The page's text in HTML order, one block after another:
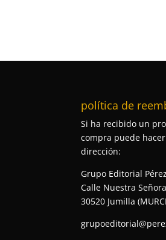
política de
Si ha recibido un
compra puede
dirección:
Grupo Editorial
Calle Nuestra
30520 Jumilla